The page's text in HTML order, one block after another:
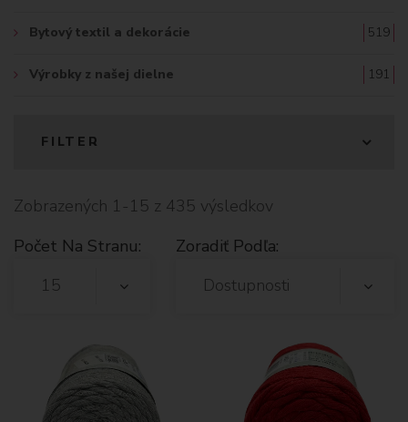
Bytový textil a dekorácie 519
Výrobky z našej dielne 191
FILTER
Zobrazených 1-15 z 435 výsledkov
Počet Na Stranu:
15
Zoradiť Podľa:
Dostupnosti